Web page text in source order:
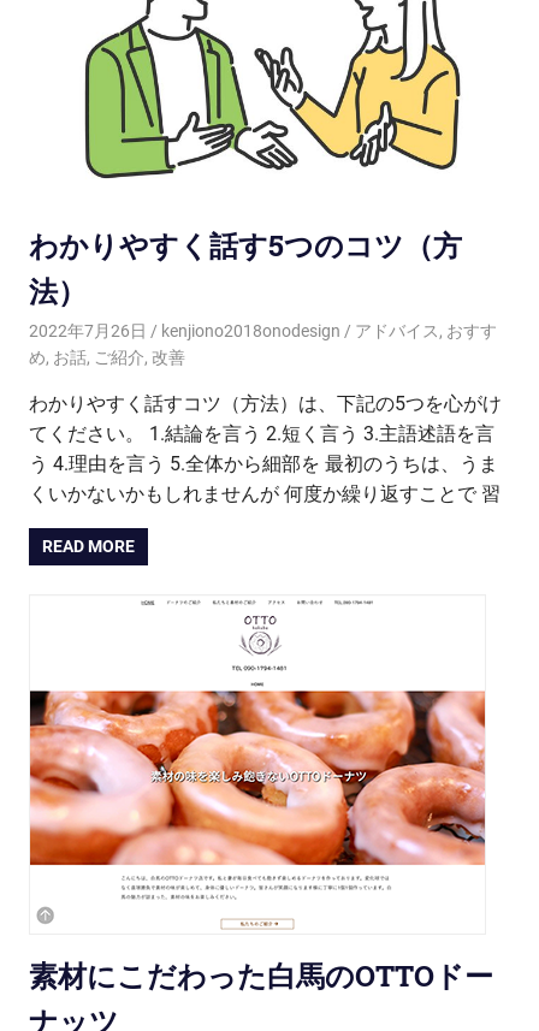
わかりやすく話す5つのコツ（方
法）
2022年7月26日 kenjiono2018onodesign アドバイス, おすす
め, お話, ご紹介, 改善
わかりやすく話すコツ（方法）は、下記の5つを心がけ
てください。 1.結論を言う 2.短く言う 3.主語述語を言
う 4.理由を言う 5.全体から細部を 最初のうちは、うま
くいかないかもしれませんが 何度か繰り返すことで 習
READ MORE
素材にこだわった白馬のOTTOドー
ナッツ